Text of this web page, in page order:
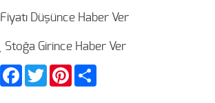
Fiyatı Düşünce Haber Ver
Stoğa Girince Haber Ver
FacebookTwitter Pinterest